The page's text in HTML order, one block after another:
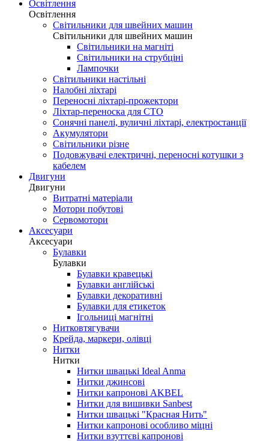
Освітлення
Освітлення
Світильники для швейних машин
Світильники для швейних машин
Світильники на магніті
Світильники на струбціні
Лампочки
Світильники настільні
Налобні ліхтарі
Переносні ліхтарі-прожектори
Ліхтар-переноска для СТО
Сонячні панелі, вуличні ліхтарі, електростанції
Акумулятори
Світильники різне
Подовжувачі електричні, переносні котушки з
кабелем
Двигуни
Двигуни
Витратні матеріали
Мотори побутові
Сервомотори
Аксесуари
Аксесуари
Булавки
Булавки
Булавки кравецькі
Булавки англійські
Булавки декоративні
Булавки для етикеток
Ігольниці магнітні
Нитковтягувачи
Крейда, маркери, олівці
Нитки
Нитки
Нитки швацькі Ideal Anma
Нитки джинсові
Нитки капронові AKBEL
Нитки для вишивки Sanbest
Нитки швацькі "Красная Нить"
Нитки капронові особливо міцні
Нитки взуттєві капронові